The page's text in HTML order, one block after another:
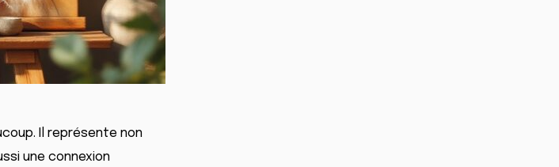
Il représente non
une connexion